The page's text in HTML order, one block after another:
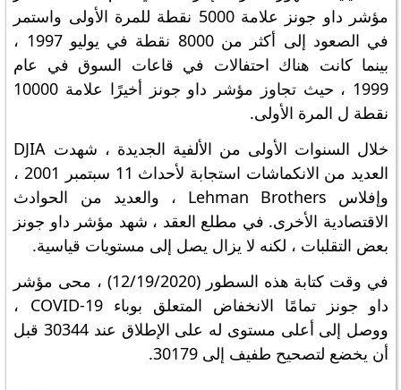
مؤشر داو جونز علامة 5000 نقطة للمرة الأولى واستمر
في الصعود إلى أكثر من 8000 نقطة في يوليو 1997 ،
بينما كانت هناك احتفالات في قاعات السوق في عام
1999 ، حيث تجاوز مؤشر داو جونز أخيرًا علامة 10000
نقطة ل المرة الأولى.
خلال السنوات الأولى من الألفية الجديدة ، شهدت DJIA
العديد من الانكماشات استجابة لأحداث 11 سبتمبر 2001 ،
وإفلاس Lehman Brothers ، والعديد من الحوادث
الاقتصادية الأخرى. في مطلع العقد ، شهد مؤشر داو جونز
بعض التقلبات ، لكنه لا يزال يصل إلى مستويات قياسية.
في وقت كتابة هذه السطور (12/19/2020) ، محى مؤشر
داو جونز تمامًا الانخفاض المتعلق بوباء COVID-19 ،
ووصل إلى أعلى مستوى له على الإطلاق عند 30344 قبل
أن يخضع لتصحيح طفيف إلى 30179.